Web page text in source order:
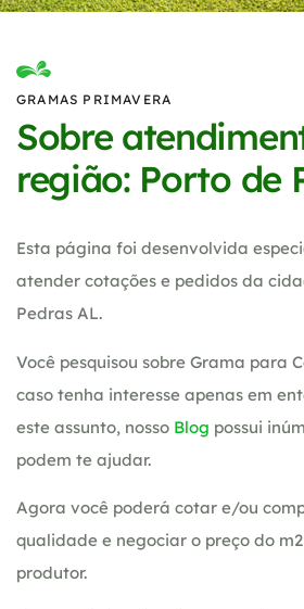
GRAMAS PRIMAVERA
Sobre
região: Porto de
Esta página foi desenvolvida
atender cotações e pedidos da
Pedras AL.
Você pesquisou sobre Grama para
caso tenha interesse apenas em
este assunto, nosso Blog possui
podem te ajudar.
Agora você poderá cotar e/ou
qualidade e negociar o preço do
produtor.